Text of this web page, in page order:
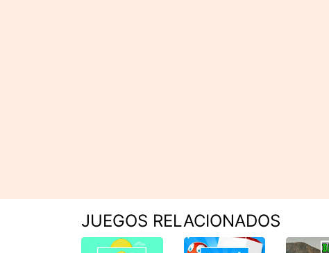
JUEGOS RELACIONADOS